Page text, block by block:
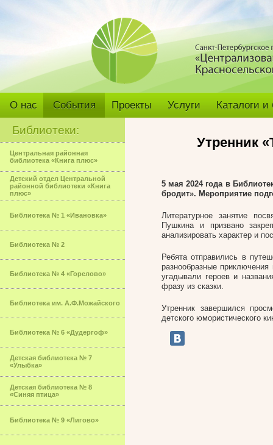
О нас События Проекты Услуги Каталоги
Библиотеки:
Центральная районная
библиотека «Книга плюс»
Детский отдел Центральной
районной библиотеки «Книга
плюс»
Библиотека № 1 «Ивановка»
Библиотека № 2
Библиотека № 4 «Горелово»
Библиотека им. А.Ф.Можайского
Библиотека № 6 «Дудергоф»
Детская библиотека № 7
«Улыбка»
Детская библиотека № 8
«Синяя птица»
Библиотека № 9 «Лигово»
Утренник
5 мая 2024 года в
бродит». Мероприятие
Литературное занятие
Пушкина и призвано
анализировать характер и
Ребята отправились в
разнообразные
угадывали героев и
фразу из сказки.
Утренник завершился
детского юмористического